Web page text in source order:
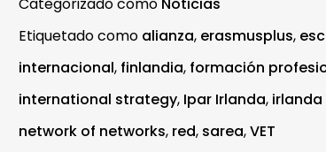
Categorizado como Noticias
Etiquetado como alianza, erasmusplus,
internacional, finlandia, formación
international strategy, Ipar Irlanda,
network of networks, red, sarea,VET